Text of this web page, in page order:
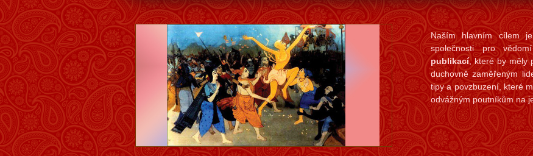
Naším hlavním cílem
společnosti pro
publikací, které by měly
duchovně zaměřeným
tipy a povzbuzení, které
odvážným poutníkům na